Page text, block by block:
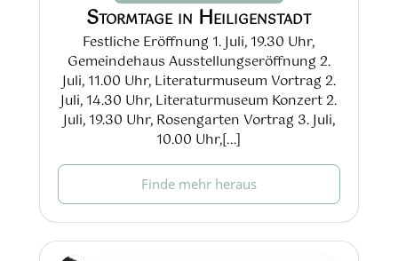
Stormtage in Heiligenstadt
Festliche Eröffnung 1. Juli, 19.30 Uhr,
Gemeindehaus Ausstellungseröffnung 2.
Juli, 11.00 Uhr, Literaturmuseum Vortrag 2.
Juli, 14.30 Uhr, Literaturmuseum Konzert 2.
Juli, 19.30 Uhr, Rosengarten Vortrag 3. Juli,
10.00 Uhr,[...]
Finde mehr heraus